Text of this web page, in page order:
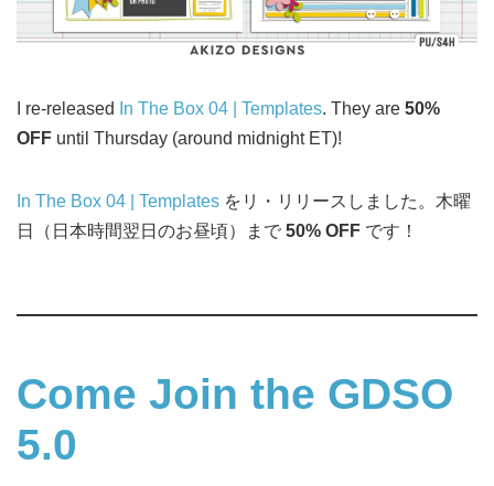
I re-released In The Box 04 | Templates. They are 50%
OFF until Thursday (around midnight ET)!
In The Box 04 | Templates をリ・リリースしました。木曜
日（日本時間翌日のお昼頃）まで 50% OFF です！
Come Join the GDSO
5.0